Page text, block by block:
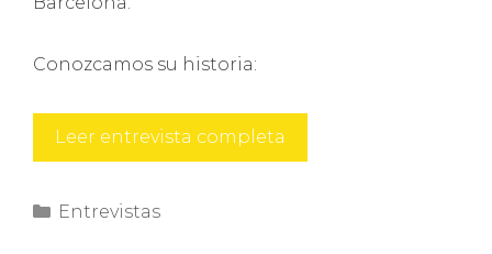
Conozcamos su historia:
Leer entrevista completa
Pérez
Categorías
Entrevistas